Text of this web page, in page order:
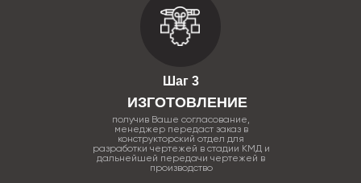
Шаг 3
ИЗГОТОВЛЕНИЕ
получив Ваше согласование,
менеджер передаст заказ в
конструкторский отдел для
разработки чертежей в стадии КМД и
дальнейшей передачи чертежей в
производство